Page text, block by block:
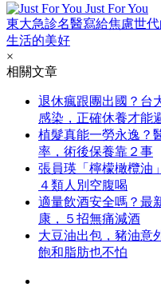
Just For You
東大急診名醫寫給焦慮世
生活的美好
×
相關文章
退休瘋跟團出國？台
感染，正確休養才能
植髮真能一勞永逸？
率，術後保養靠２事
張員瑛「檸檬橄欖油
４類人別空腹喝
適量飲酒安全嗎？最
康，５招無痛減酒
大豆油出包，豬油意
飽和脂肪也不怕